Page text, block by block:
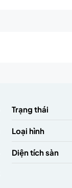
Trạng thái
Loại hình
Diện tích sàn